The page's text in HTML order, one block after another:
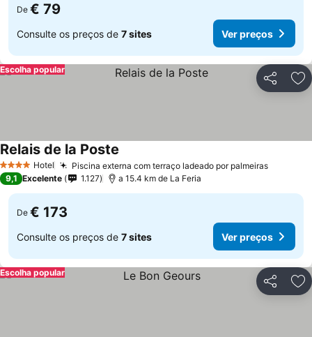
De € 79
Consulte os preços de 7 sites Ver preços
Partilhar
Escolha popular
4 EstrelasHotel Piscina externa com terraço ladeado por palmeiras
Relais de la Poste
9,1 Excelente 1.127 a 15.4 km de La Feria
De € 173
Consulte os preços de 7 sites Ver preços
Partilhar
Escolha popular